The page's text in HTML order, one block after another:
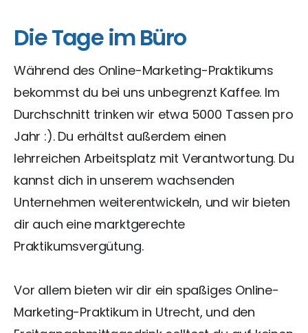
Die Tage im Büro
Während des Online-Marketing-Praktikums
bekommst du bei uns unbegrenzt Kaffee. Im
Durchschnitt trinken wir etwa 5000 Tassen pro
Jahr :). Du erhältst außerdem einen
lehrreichen Arbeitsplatz mit Verantwortung. Du
kannst dich in unserem wachsenden
Unternehmen weiterentwickeln, und wir bieten
dir auch eine marktgerechte
Praktikumsvergütung.
Vor allem bieten wir dir ein spaßiges Online-
Marketing-Praktikum in Utrecht, und den